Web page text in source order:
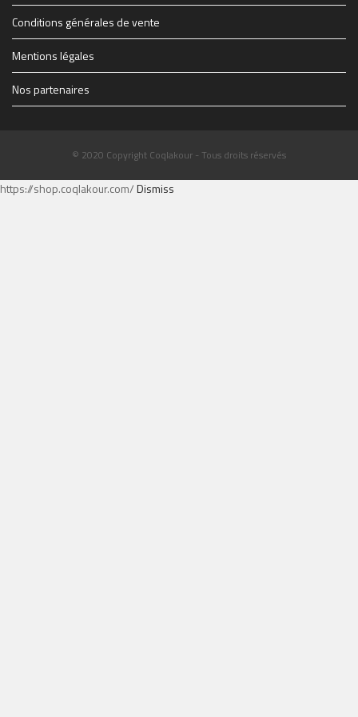
Conditions générales de vente
Mentions légales
Nos partenaires
© 2020 Copyright Coqlakour - Tous droits réservés
https://shop.coqlakour.com/Dismiss